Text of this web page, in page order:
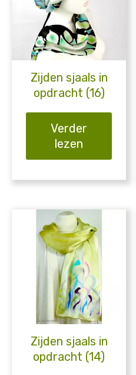
Zijden sjaals in
opdracht (16)
Verder
lezen
Zijden sjaals in
opdracht (14)